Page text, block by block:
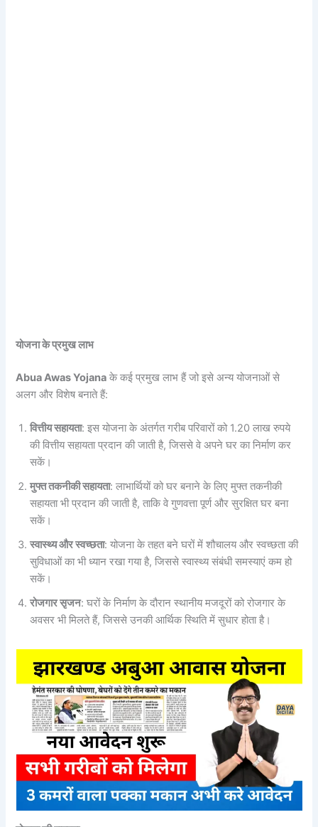
योजना के प्रमुख लाभ
Abua Awas Yojana के कई प्रमुख लाभ हैं जो इसे अन्य योजनाओं से
अलग और विशेष बनाते हैं:
वित्तीय सहायता: इस योजना के अंतर्गत गरीब परिवारों को 1.20 लाख रुपये
की वित्तीय सहायता प्रदान की जाती है, जिससे वे अपने घर का निर्माण कर
सकें।
मुफ्त तकनीकी सहायता: लाभार्थियों को घर बनाने के लिए मुफ्त तकनीकी
सहायता भी प्रदान की जाती है, ताकि वे गुणवत्ता पूर्ण और सुरक्षित घर बना
सकें।
स्वास्थ्य और स्वच्छता: योजना के तहत बने घरों में शौचालय और स्वच्छता की
सुविधाओं का भी ध्यान रखा गया है, जिससे स्वास्थ्य संबंधी समस्याएं कम हो
सकें।
रोजगार सृजन: घरों के निर्माण के दौरान स्थानीय मजदूरों को रोजगार के
अवसर भी मिलते हैं, जिससे उनकी आर्थिक स्थिति में सुधार होता है।